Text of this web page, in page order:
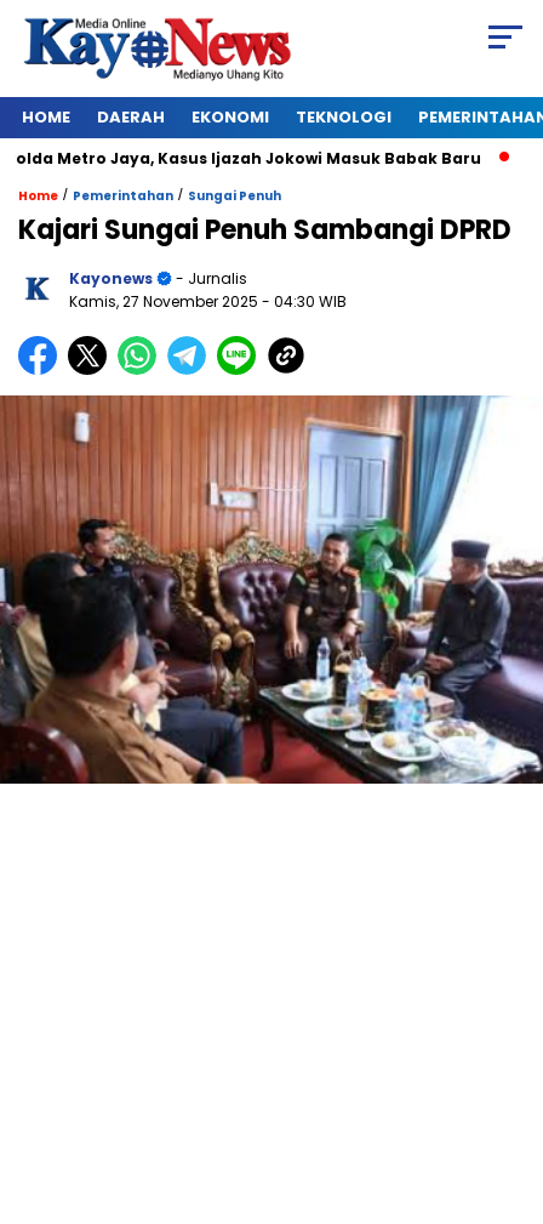
HOME DAERAH EKONOMI TEKNOLOGI
Metro Jaya, Kasus Ijazah Jokowi Masuk Babak Baru
Home / Pemerintahan / Sungai Penuh
Kajari Sungai Penuh Sambangi DPRD
Kayonews
- Jurnalis
Kamis, 27 November 2025 - 04:30 WIB